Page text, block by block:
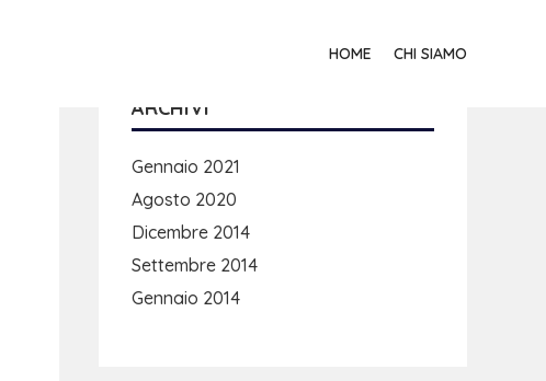
HOME CHI SIAMO
ARCHIVI
Gennaio 2021
Agosto 2020
Dicembre 2014
Settembre 2014
Gennaio 2014